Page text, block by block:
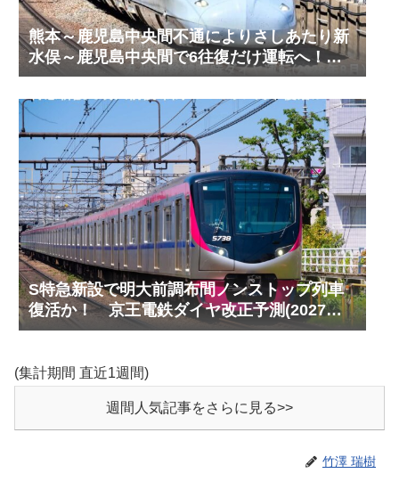
熊本～鹿児島中央間不通によりさしあたり新
水俣～鹿児島中央間で6往復だけ運転へ！
九州新幹線臨時ダイヤ運転(2026年8月)
S特急新設で明大前調布間ノンストップ列車
復活か！ 京王電鉄ダイヤ改正予測(2027年
以降予定)
(集計期間 直近1週間)
週間人気記事をさらに見る>>
竹澤 瑞樹